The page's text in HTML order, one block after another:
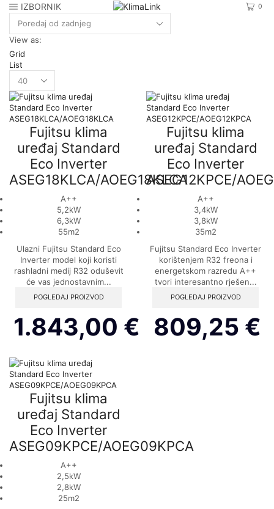
IZBORNIK 0
View as:
Grid
List
Products
per
page
Fujitsu klima
uređaj Standard
Eco Inverter
ASEG18KLCA/AOEG18KLCA
A++
5,2kW
6,3kW
55m2
Ulazni Fujitsu Standard Eco
Inverter model koji koristi
rashladni medij R32 oduševit
će vas jednostavnim...
POGLEDAJ PROIZVOD
1.843,00 €
Fujitsu klima
uređaj Standard
Eco Inverter
ASEG12KPCE/
A++
3,4kW
3,8kW
35m2
Fujitsu Standard Eco Inverter
korištenjem R32 freona i
energetskom razredu A++
tvori interesantno rješen...
POGLEDAJ PROIZVOD
809,25 €
Fujitsu klima
uređaj Standard
Eco Inverter
ASEG09KPCE/AOEG09KPCA
A++
2,5kW
2,8kW
25m2